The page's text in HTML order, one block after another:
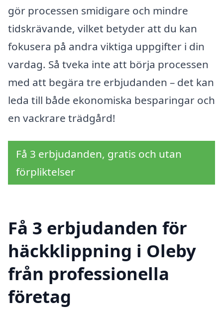
gör processen smidigare och mindre
tidskrävande, vilket betyder att du kan
fokusera på andra viktiga uppgifter i din
vardag. Så tveka inte att börja processen
med att begära tre erbjudanden – det kan
leda till både ekonomiska besparingar och
en vackrare trädgård!
Få 3 erbjudanden, gratis och utan
förpliktelser
Få 3 erbjudanden för
häckklippning i Oleby
från professionella
företag